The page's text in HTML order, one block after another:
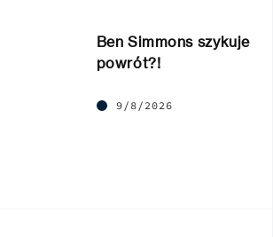
Ben Simmons szykuje
powrót?!
9/8/2026